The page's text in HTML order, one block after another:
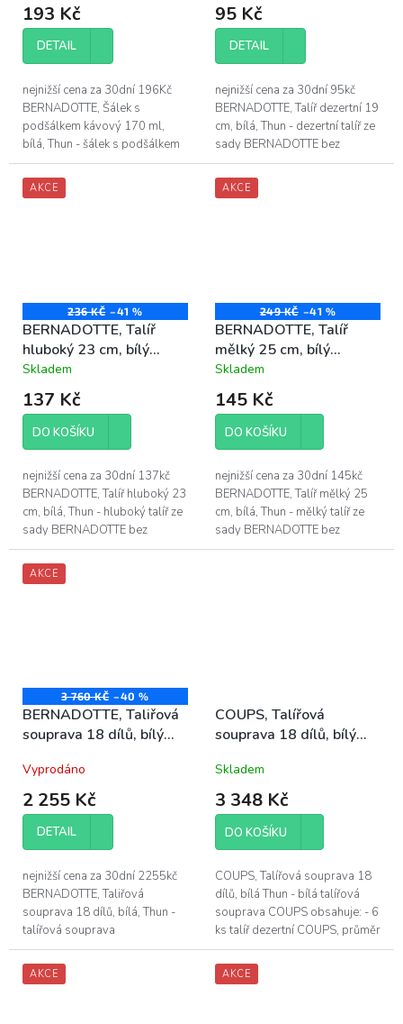
193 Kč
DETAIL
nejnižší cena za 30dní 196Kč
BERNADOTTE, Šálek s
podšálkem kávový 170 ml,
bílá, Thun - šálek s podšálkem
ze sady BERNADOTTE bez
dekoru, v barvě bílá - objem
šálku je 170 ml -...
95 Kč
DETAIL
nejnižší cena za 30dní 95kč
BERNADOTTE, Talíř dezertní 19
cm, bílá, Thun - dezertní talíř ze
sady BERNADOTTE bez
dekoru, v barvě bílá - průměr
dezertního talíře je 19 cm -...
AKCE
236 KČ –41 %
BERNADOTTE, Talíř
hluboký 23 cm, bílý
porcelán Thun
Průměrné
hodnocení
produktu
4,5
5
hvězdiček.
Skladem
137 Kč
DO KOŠÍKU
nejnižší cena za 30dní 137kč
BERNADOTTE, Talíř hluboký 23
cm, bílá, Thun - hluboký talíř ze
sady BERNADOTTE bez
dekoru, v barvě bílá - průměr
hlubokého talíře je 23 cm -...
AKCE
249 KČ –41 %
BERNADOTTE, Talíř
mělký 25 cm, bílý
porcelán Thun
Průměrné
hodnocení
produktu
4,4
5
hvězdiček.
Skladem
145 Kč
DO KOŠÍKU
nejnižší cena za 30dní 145kč
BERNADOTTE, Talíř mělký 25
cm, bílá, Thun - mělký talíř ze
sady BERNADOTTE bez
dekoru, v barvě bílá - průměr
AKCE
3 760 KČ –40 %
BERNADOTTE, Taliřová
souprava 18 dílů, bílý
Vyprodáno
2 255 Kč
DETAIL
nejnižší cena za 30dní 2255kč
BERNADOTTE, Taliřová
souprava 18 dílů, bílá, Thun -
talířová souprava
BERNADOTTE bez dekoru, v
barvě bílá obsahuje: - 6x talíř
dezertní 19cm - 6x...
COUPS, Talířová
souprava 18 dílů, bílý
Skladem
3 348 Kč
DO KOŠÍKU
COUPS, Talířová souprava 18
dílů, bílá Thun - bílá talířová
souprava COUPS obsahuje: - 6
ks talíř dezertní COUPS, průměr
19 cm - 6 ks talíř hluboký
COUPS, průměr 22 cm - 6 ks...
AKCE AKCE